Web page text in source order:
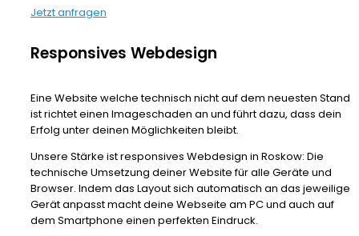
Jetzt anfragen
Responsives Webdesign
Eine Website welche technisch nicht auf dem neuesten Stand
ist richtet einen Imageschaden an und führt dazu, dass dein
Erfolg unter deinen Möglichkeiten bleibt.
Unsere Stärke ist responsives Webdesign in Roskow: Die
technische Umsetzung deiner Website für alle Geräte und
Browser. Indem das Layout sich automatisch an das jeweilige
Gerät anpasst macht deine Webseite am PC und auch auf
dem Smartphone einen perfekten Eindruck.